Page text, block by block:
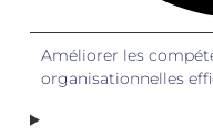
Améliorer les
organisationnelles